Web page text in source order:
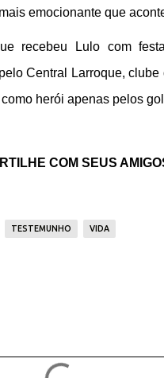
emocionante que
recebeu Lulo com
Central Larroque,
herói apenas pelos
COM SEUS
TESTEMUNHO VIDA